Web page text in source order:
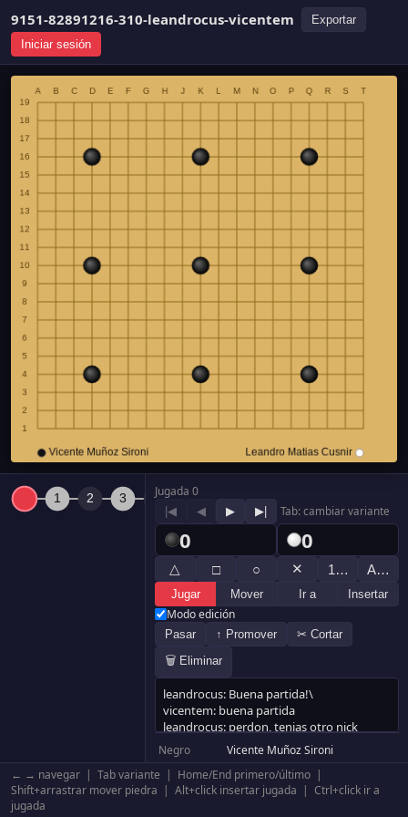
9151-82891216-310-leandrocus-vicentem
Exportar
Iniciar sesión
Jugada 0
|◀ ◀ ▶ ▶| Tab: cambiar variante
0 0
△ □ ○ ✕ 1… A…
Jugar Mover Ir a Insertar
Modo edición
Pasar ↑ Promover
✂ Cortar
🗑 Eliminar
Negro
Vicente Muñoz Sironi
Blanco
Leandro Matias Cusnir
Resultado
Blanco +259.5
← → navegar | Tab variante | Home/End primero/último |
Shift+arrastrar mover piedra | Alt+click insertar jugada | Ctrl+click ir a
jugada